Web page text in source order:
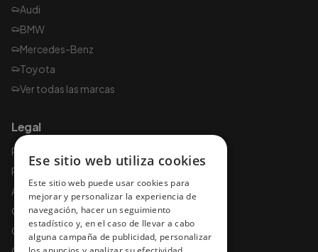
Audi
BMW
Mercedes-Benz
Toyota
Ver todas las marcas
Legal
Política de privacidad
Política de cookies
Aviso legal
Condiciones de uso
Condiciones y garantías
Ese sitio web utiliza cookies
Este sitio web puede usar cookies para
mejorar y personalizar la experiencia de
navegación, hacer un seguimiento
estadístico y, en el caso de llevar a cabo
alguna campaña de publicidad, personalizar